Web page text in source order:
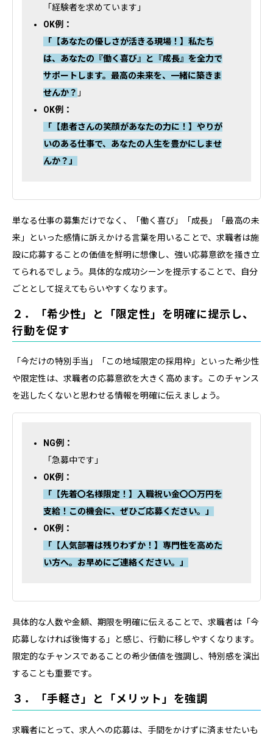
「経験者を求めています」
OK例：
「【あなたの優しさが活きる現場！】私たち
は、あなたの『働く喜び』と『成長』を全力で
サポートします。最高の未来を、一緒に築きま
せんか？ 」
OK例：
「【患者さんの笑顔があなたの力に！】やりが
いのある仕事で、あなたの人生を豊かにしませ
んか？」
単なる仕事の募集だけでなく、「働く喜び」「成長」「最高の未
来」といった感情に訴えかける言葉を用いることで、求職者は施
設に応募することの価値を鮮明に想像し、強い応募意欲を掻き立
てられるでしょう。具体的な成功シーンを提示することで、自分
ごととして捉えてもらいやすくなります。
２．「希少性」と「限定性」を明確に提示し、
行動を促す
「今だけの特別手当」「この地域限定の採用枠」といった希少性
や限定性は、求職者の応募意欲を大きく高めます。このチャンス
を逃したくないと思わせる情報を明確に伝えましょう。
NG例：
「急募中です」
OK例：
「【先着〇名様限定！】入職祝い金〇〇万円を
支給！この機会に、ぜひご応募ください。」
OK例：
「【人気部署は残りわずか！】専門性を高めた
い方へ。お早めにご連絡ください。」
具体的な人数や金額、期限を明確に伝えることで、求職者は「今
応募しなければ後悔する」と感じ、行動に移しやすくなります。
限定的なチャンスであることの希少価値を強調し、特別感を演出
することも重要です。
３．「手軽さ」と「メリット」を強調
求職者にとって、求人への応募は、手間をかけずに済ませたいも